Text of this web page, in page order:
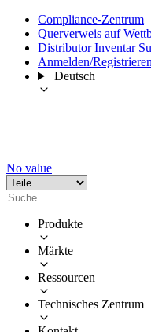
Compliance-Zentrum
Querverweis auf
Distributor Inventar
Anmelden/Registrieren
Deutsch
No value
Produkte
Märkte
Ressourcen
Technisches Zentrum